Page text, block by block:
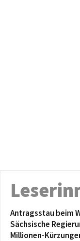
Antragsstau beim
Sächsische
Millionen-